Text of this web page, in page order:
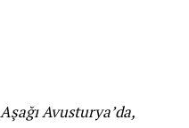
Avusturya’da,